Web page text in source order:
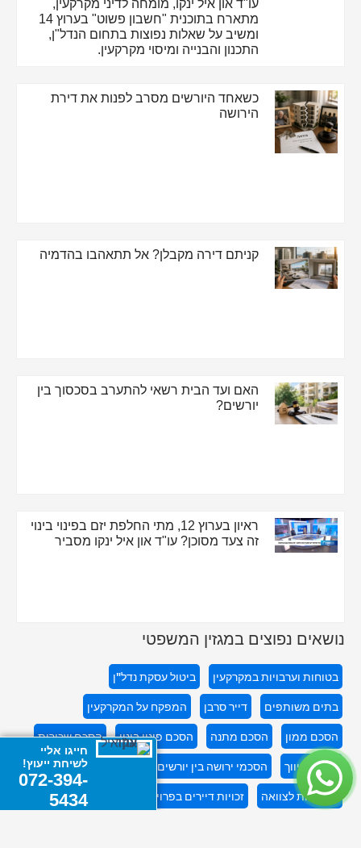
עו"ד און איל ינקו, מומחה לדיני מקרקעין,
מתארח בתוכנית "חשבון פשוט" בערוץ 14
ומשיב על שאלות נפוצות בתחום הנדל"ן,
התכנון והבנייה ומיסוי מקרקעין.
כשאחד היורשים מסרב לפנות את דירת
הירושה
קניתם דירה מקבלן? אל תתאהבו בהדמיה
האם ועד הבית רשאי להתערב בסכסוך בין
יורשים?
ראיון בערוץ 12, מתי החלפת יזם בפינוי בינוי
זה צעד מסוכן? עו"ד און איל ינקו מסביר
נושאים נפוצים במגזין המשפטי
בטוחות וערבויות במקרקעין
ביטול עסקת נדל"ן
בתים משותפים
דייר סרבן
המפקח על המקרקעין
הסכם ממון
הסכם מתנה הסכם פינוי בינוי
הסכם שכירות
הסכם תיווך
הסכמי ירושה בין יורשים
התחדשות עירונית
התנגדות לצוואה
זכויות דיירים בפרויקטים
חוזה מכירת דירה
חייגו אליי
לשיחת ייעוץ!
072-394-
5434